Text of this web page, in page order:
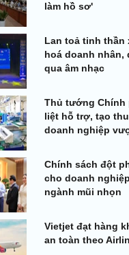
làm hồ sơ'
Lan toả tinh thần
hoá doanh nhân,
qua âm nhạc
Thủ tướng Chính
liệt hỗ trợ, tạo
doanh nghiệp
Chính sách đột
cho doanh
ngành mũi nhọn
Vietjet đạt hàng
an toàn theo